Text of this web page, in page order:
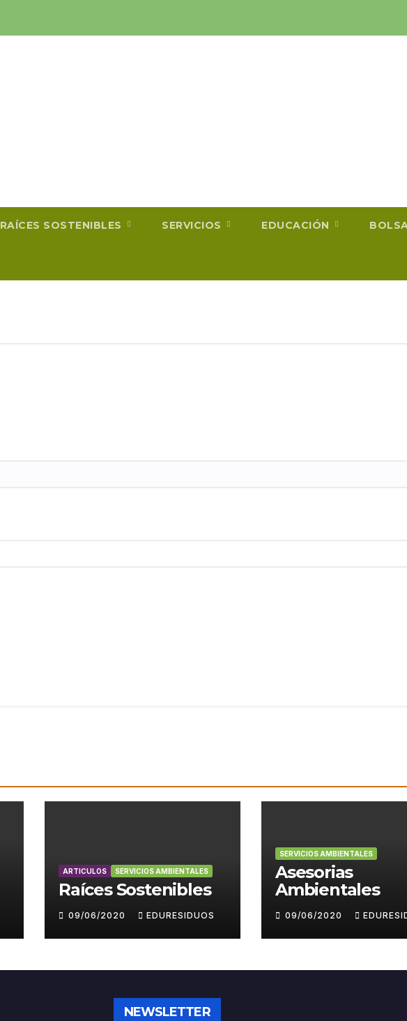
RAÍCES SOSTENIBLES SERVICIOS EDUCACIÓN
ARTICULOS SERVICIOS AMBIENTALES
Raíces Sostenibles
09/06/2020 EDURESIDUOS
SERVICIOS AMBIENTALES
Asesorias
Ambientales
09/06/2020
NEWSLETTER